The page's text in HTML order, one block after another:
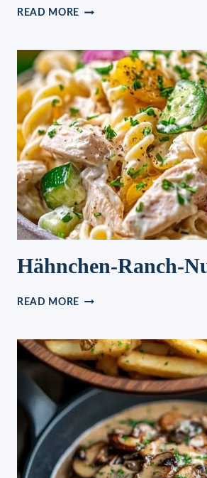
READ MORE BLITZ
BACKEN,
BLITZSCHNELL
ZUBEREITET
Hähnchen-Ranch-
READ MORE HÄHNCHEN-